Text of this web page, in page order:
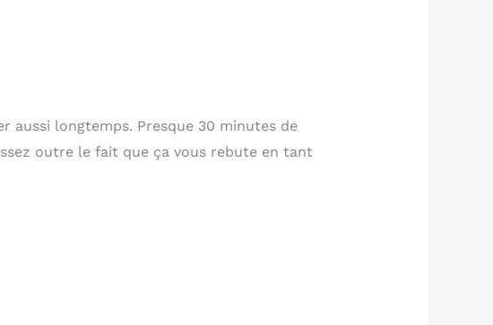
aussi longtemps. Presque 30 minutes de
outre le fait que ça vous rebute en tant